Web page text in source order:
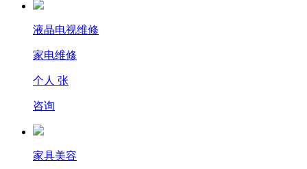
液晶电视维修
家电维修
个人 张
咨询
家具美容